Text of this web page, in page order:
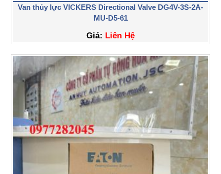
Van thủy lực VICKERS Directional Valve DG4V-3S-2A-
MU-D5-61
Giá: Liên Hệ